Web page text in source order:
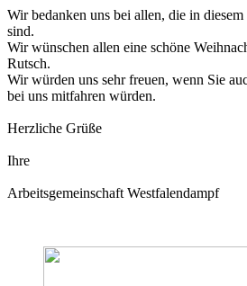
Wir bedanken uns bei allen, die in
sind.
Wir wünschen allen eine schöne
Rutsch.
Wir würden uns sehr freuen, wenn Sie
bei uns mitfahren würden.
Herzliche Grüße
Ihre
Arbeitsgemeinschaft Westfalendampf